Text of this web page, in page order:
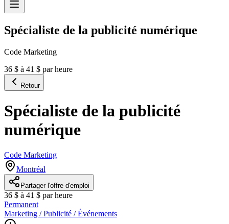
Spécialiste de la publicité numérique
Code Marketing
36 $ à 41 $ par heure
Retour
Spécialiste de la publicité
numérique
Code Marketing
Montréal
Partager l'offre d'emploi
36 $ à 41 $ par heure
Permanent
Marketing / Publicité / Événements